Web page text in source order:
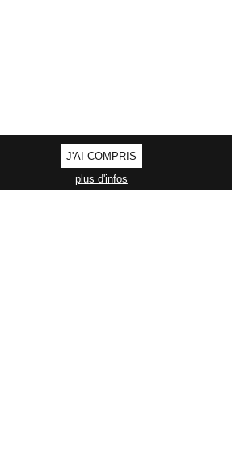
J'AI COMPRIS
plus d'infos